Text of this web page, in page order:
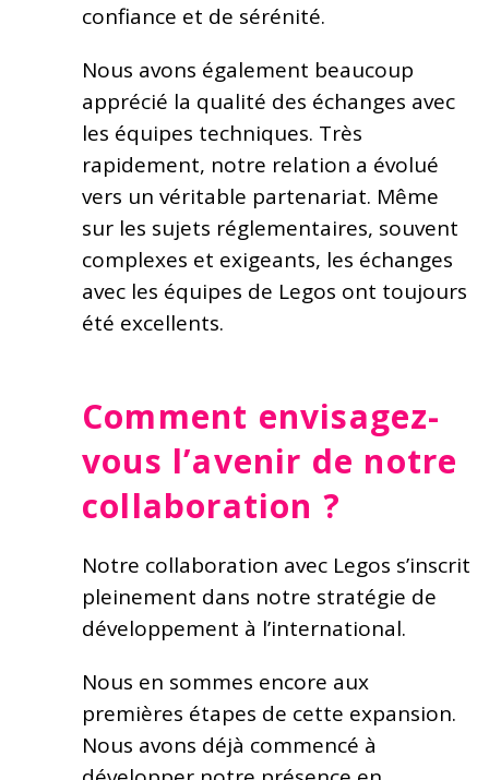
confiance et de sérénité.
Nous avons également beaucoup
apprécié la qualité des échanges avec
les équipes techniques. Très
rapidement, notre relation a évolué
vers un véritable partenariat. Même
sur les sujets réglementaires, souvent
complexes et exigeants, les échanges
avec les équipes de Legos ont toujours
été excellents.
Comment envisagez-
vous l’avenir de notre
collaboration ?
Notre collaboration avec Legos s’inscrit
pleinement dans notre stratégie de
développement à l’international.
Nous en sommes encore aux
premières étapes de cette expansion.
Nous avons déjà commencé à